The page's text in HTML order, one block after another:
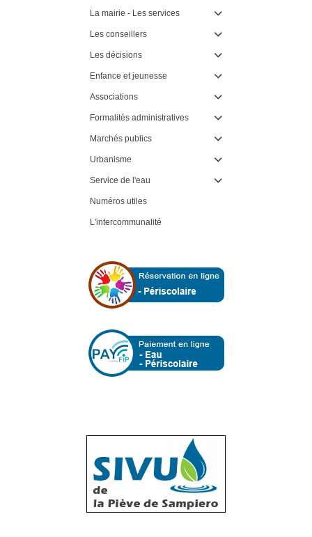
La mairie - Les services 
Les conseillers 
Les décisions 
Enfance et jeunesse 
Associations 
Formalités administratives 
Marchés publics 
Urbanisme 
Service de l'eau 
Numéros utiles
L'intercommunalité